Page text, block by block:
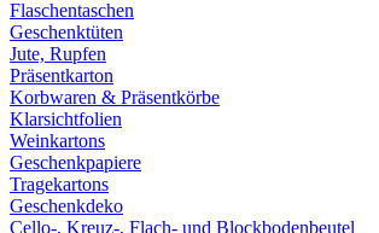
Flaschentaschen
Geschenktüten
Jute, Rupfen
Präsentkarton
Korbwaren & Präsentkörbe
Klarsichtfolien
Weinkartons
Geschenkpapiere
Tragekartons
Geschenkdeko
Cello-, Kreuz-, Flach- und Blockbodenbeutel